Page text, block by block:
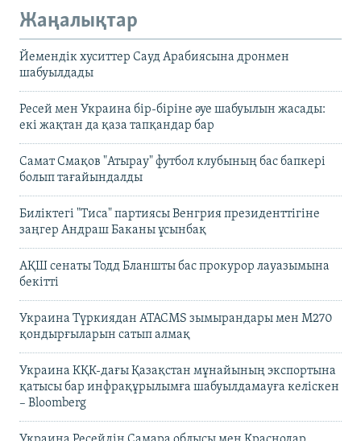
Жаңалықтар
Йемендік хуситтер Сауд Арабиясына дронмен
шабуылдады
Ресей мен Украина бір-біріне әуе шабуылын жасады:
екі жақтан да қаза тапқандар бар
Самат Смақов "Атырау" футбол клубының бас бапкері
болып тағайындалды
Биліктегі "Тиса" партиясы Венгрия президенттігіне
заңгер Андраш Баканы ұсынбақ
АҚШ сенаты Тодд Бланшты бас прокурор лауазымына
бекітті
Украина Түркиядан ATACMS зымырандары мен M270
қондырғыларын сатып алмақ
Украина КҚК-дағы Қазақстан мұнайының экспортына
қатысы бар инфрақұрылымға шабуылдамауға келіскен
– Bloomberg